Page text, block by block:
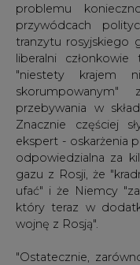
problemu
przywódcach
tranzytu rosyjskiego
liberalni
"niestety krajem
przebywania w
Znacznie częściej
ekspert - oskarżenia
odpowiedzialna za
gazu z Rosji, że
ufać" i że Niemcy
który teraz w
wojnę z Rosją".
"Ostatecznie,